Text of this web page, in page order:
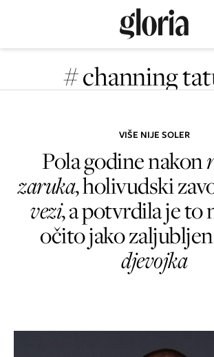
# channing
VIŠE NIJE SOLER
Pola godine nakon
zaruka, holivudski
vezi, a potvrdila je to
očito jako
djevojka